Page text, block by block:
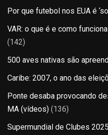
Por que futebol nos EUA é
VAR: o que é e como
(142)
500 aves nativas são
Caribe: 2007, o ano das
Ponte desaba provocando
MA (vídeos) (136)
Supermundial de Clubes